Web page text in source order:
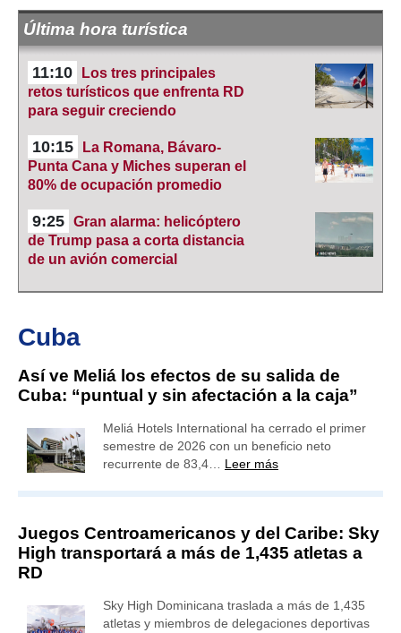
Última hora turística
11:10
Los tres principales
retos turísticos que enfrenta RD
para seguir creciendo
10:15
La Romana, Bávaro-
Punta Cana y Miches superan el
80% de ocupación promedio
9:25 Gran alarma: helicóptero
de Trump pasa a corta distancia
de un avión comercial
Cuba
Así ve Meliá los efectos de su salida de
Cuba: “puntual y sin afectación a la caja”
Meliá Hotels International ha cerrado el primer
semestre de 2026 con un beneficio neto
recurrente de 83,4… Leer más
Juegos Centroamericanos y del Caribe: Sky
High transportará a más de 1,435 atletas a
RD
Sky High Dominicana traslada a más de 1,435
atletas y miembros de delegaciones deportivas